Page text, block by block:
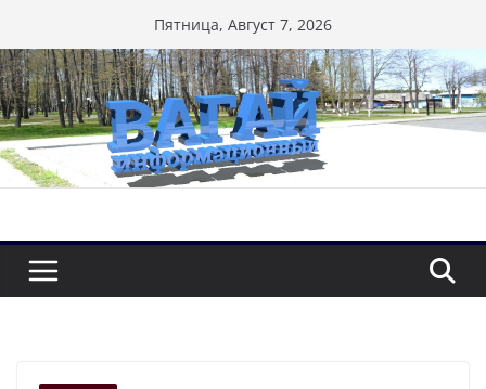
к
содержимому
Пятница, Август 7, 2026